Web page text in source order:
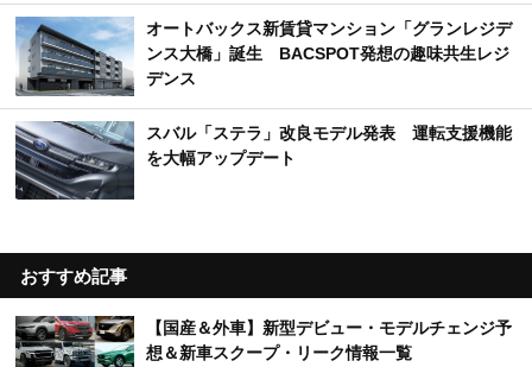
オートバックス新賃貸マンション「グランレジデ
ンス大橋」誕生 BACSPOT発想の趣味共生レジ
デンス
スバル「ステラ」改良モデル発表 運転支援機能
を大幅アップデート
おすすめ記事
【国産＆外車】新型デビュー・モデルチェンジ予
想＆新車スクープ・リーク情報一覧